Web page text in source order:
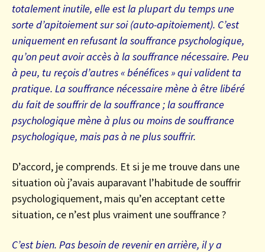
totalement inutile, elle est la plupart du temps une
sorte d’apitoiement sur soi (auto-apitoiement). C’est
uniquement en refusant la souffrance psychologique,
qu’on peut avoir accès à la souffrance nécessaire. Peu
à peu, tu reçois d’autres « bénéfices » qui valident ta
pratique. La souffrance nécessaire mène à être libéré
du fait de souffrir de la souffrance ; la souffrance
psychologique mène à plus ou moins de souffrance
psychologique, mais pas à ne plus souffrir.
D’accord, je comprends. Et si je me trouve dans une
situation où j’avais auparavant l’habitude de souffrir
psychologiquement, mais qu’en acceptant cette
situation, ce n’est plus vraiment une souffrance ?
C’est bien. Pas besoin de revenir en arrière, il y a